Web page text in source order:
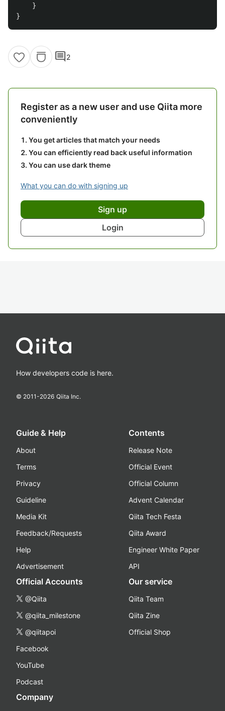
}
}
comment2
Register as a new user and use Qiita more
conveniently
You get articles that match your needs
You can efficiently read back useful information
You can use dark theme
What you can do with signing up
Sign up
Login
How developers code is here.
© 2011-2026 Qiita Inc.
Guide & Help
About
Terms
Privacy
Guideline
Media Kit
Feedback/Requests
Help
Advertisement
Contents
Release Note
Official Event
Official Column
Advent Calendar
Qiita Tech Festa
Qiita Award
Engineer White Paper
API
Official Accounts
@Qiita
@qiita_milestone
@qiitapoi
Facebook
YouTube
Podcast
Our service
Qiita Team
Qiita Zine
Official Shop
Company